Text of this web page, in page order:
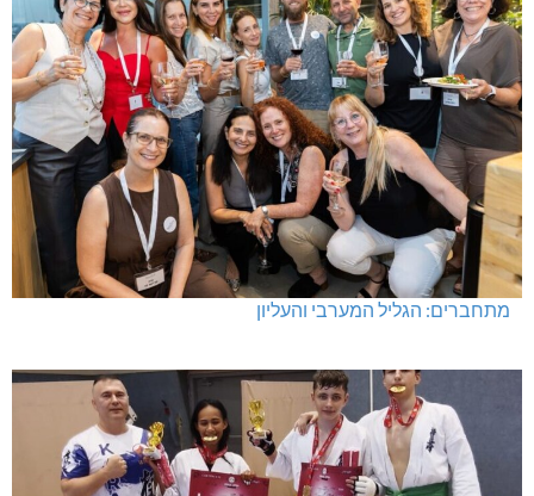
מתחברים: הגליל המערבי והעליון